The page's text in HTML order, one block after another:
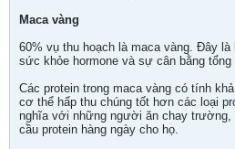
Maca vàng
60% vụ thu hoạch là maca vàng. Đây
sức khỏe hormone và sự cân bằng tổng
Các protein trong maca vàng có tính
cơ thể hấp thu chúng tốt hơn các loại
nghĩa với những người ăn chay trường,
cầu protein hàng ngày cho họ.